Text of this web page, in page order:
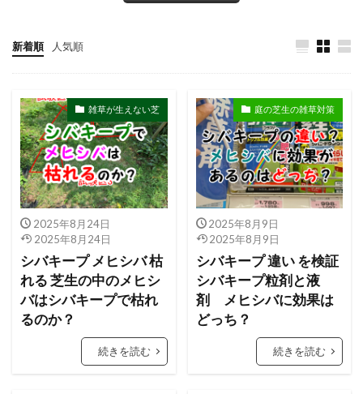
新着順 人気順
雑草が生えない芝
2025年8月24日
2025年8月24日
シバキープ メヒシバ 枯
れる 芝生の中のメヒシ
バはシバキープで枯れ
るのか？
続きを読む
庭の芝生の雑草対策
2025年8月9日
2025年8月9日
シバキープ 違い を検証
シバキープ粒剤と液
剤 メヒシバに効果は
どっち？
続きを読む